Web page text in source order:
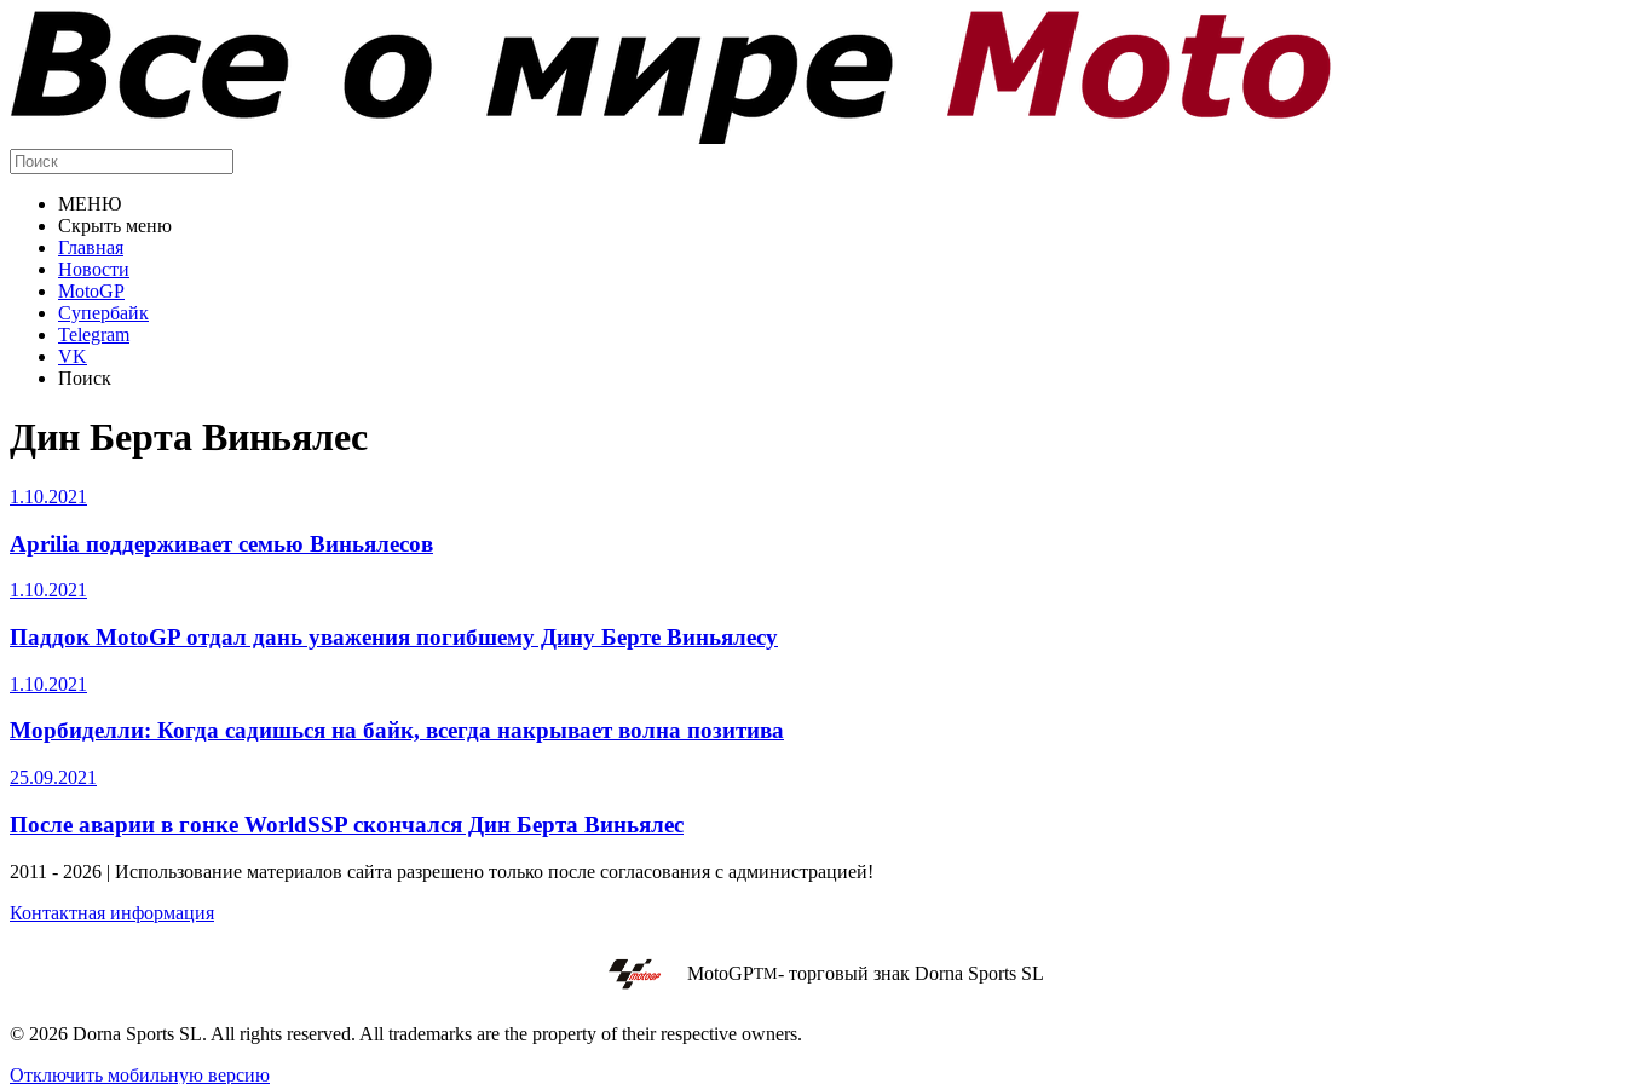
МЕНЮ
Скрыть меню
Главная
Новости
MotoGP
Супербайк
Telegram
VK
Поиск
Дин Берта Виньялес
1.10.2021
Aprilia поддерживает семью Виньялесов
1.10.2021
Паддок MotoGP отдал дань уважения погибшему Дину Берте Виньялесу
1.10.2021
Морбиделли: Когда садишься на байк, всегда накрывает волна позитива
25.09.2021
После аварии в гонке WorldSSP скончался Дин Берта Виньялес
2011 - 2026 | Использование материалов сайта разрешено только после согласования с администрацией!
Контактная информация
MotoGPTM- торговый знак Dorna Sports SL
© 2026 Dorna Sports SL. All rights reserved. All trademarks are the property of their respective owners.
Отключить мобильную версию